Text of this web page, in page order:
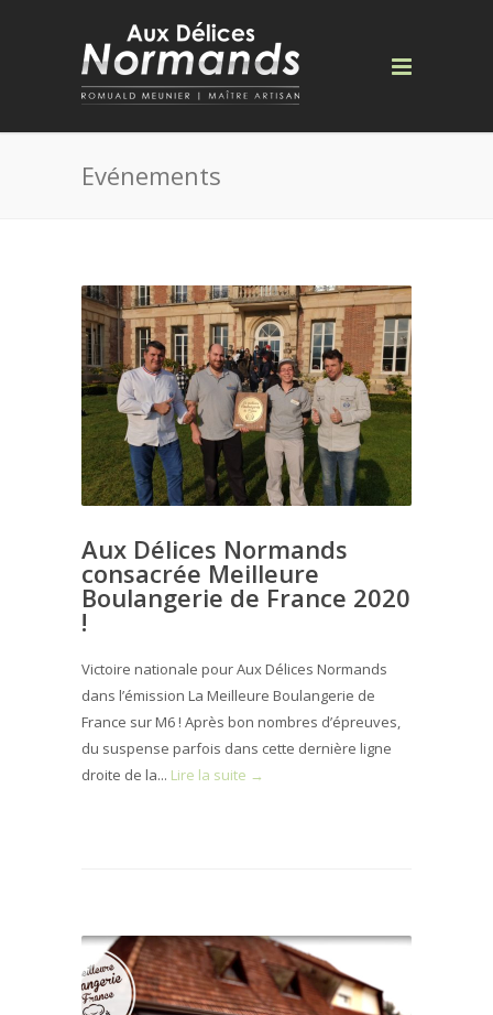
Evénements
Aux Délices Normands
consacrée Meilleure
Boulangerie de France 2020
!
Victoire nationale pour Aux Délices Normands
dans l’émission La Meilleure Boulangerie de
France sur M6 ! Après bon nombres d’épreuves,
du suspense parfois dans cette dernière ligne
droite de la... Lire la suite →